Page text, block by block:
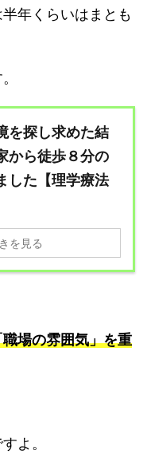
年くらいはまとも
を探し求めた結
から徒歩８分の
した【理学療法
を見る
職場の雰囲気」を重
よ。